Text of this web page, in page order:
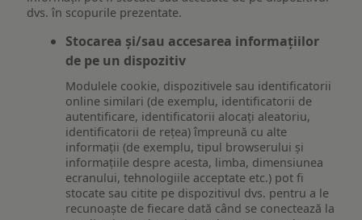
dvs. în scopurile prezentate.
Stocarea și/sau accesarea informațiilor
de pe un dispozitiv
Modulele cookie, dispozitivele sau identificatorii
online similari (de exemplu, identificatorii de
autentificare, identificatorii alocați aleatoriu,
identificatorii de rețea) împreună cu alte
informații (de exemplu, tipul browserului și
informațiile despre acesta, limba, dimensiunea
ecranului, tehnologiile acceptate etc.) pot fi
stocate sau citite pe dispozitivul dvs. pentru a le
recunoaște de fiecare dată când se conectează la